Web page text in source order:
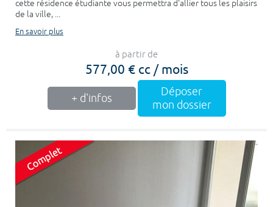
cette résidence étudiante vous permettra d'allier tous les plaisirs
de la ville, ...
En savoir plus
à partir de
577,00 € cc / mois
+ d'infos
Déposer
mon dossier